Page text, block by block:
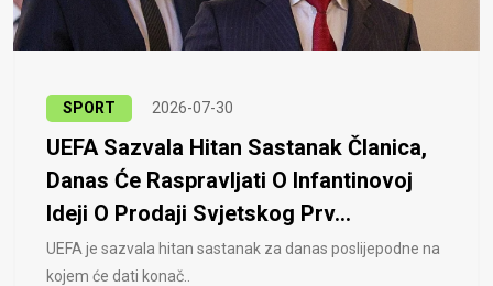
SPORT 2026-07-30
UEFA Sazvala Hitan Sastanak Članica,
Danas Će Raspravljati O Infantinovoj
Ideji O Prodaji Svjetskog Prv...
UEFA je sazvala hitan sastanak za danas poslijepodne na
kojem će dati konač..